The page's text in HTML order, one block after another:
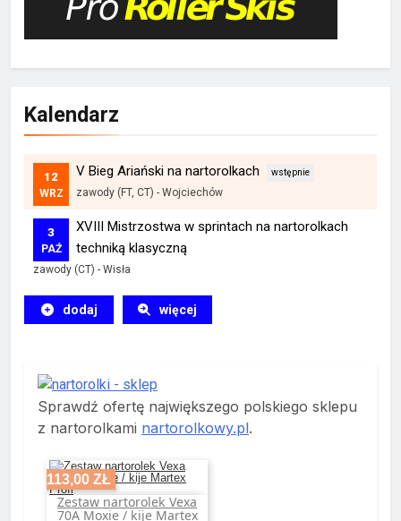
Kalendarz
12
WRZ
V Bieg Ariański na nartorolkach
zawody (FT, CT) - Wojciechów
3
PAŹ
XVIII Mistrzostwa w sprintach na nartorolkach
techniką klasyczną
zawody (CT) - Wisła
dodaj więcej
Sprawdź ofertę największego polskiego sklepu
z nartorolkami nartorolkowy.pl.
-113,00 ZŁ
Zestaw nartorolek Vexa
70A Moxie / kije Martex
Dodaj do koszyka